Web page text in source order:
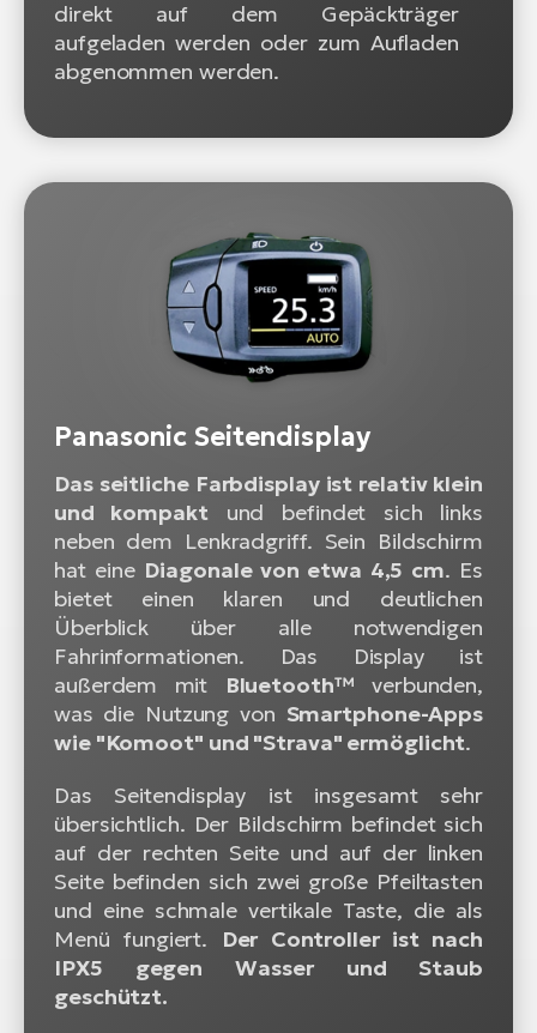
direkt auf dem Gepäckträger
aufgeladen werden oder zum Aufladen
abgenommen werden.
Panasonic Seitendisplay
Das seitliche Farbdisplay ist relativ klein
und kompaktund befindet sich links
neben dem Lenkradgriff. Sein Bildschirm
hat eine Diagonale von etwa 4,5 cm. Es
bietet einen klaren und deutlichen
Überblick über alle notwendigen
Fahrinformationen. Das Display ist
außerdem mit
Bluetooth™ verbunden,
was die Nutzung von Smartphone-Apps
wie "Komoot" und "Strava" ermöglicht.
Das Seitendisplay ist insgesamt sehr
übersichtlich. Der Bildschirm befindet sich
auf der rechten Seite und auf der linken
Seite befinden sich zwei große Pfeiltasten
und eine schmale vertikale Taste, die als
Menü fungiert.
Der Controller ist nach
IPX5 gegen Wasser und Staub
geschützt.